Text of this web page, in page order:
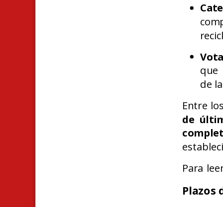
que
de
Entre
de
Para
Plazos